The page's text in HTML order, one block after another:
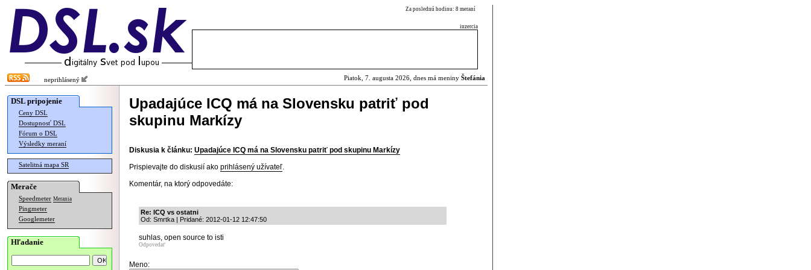
Za poslednú hodinu: 8 meraní
inzercia
neprihlásený Piatok, 7. augusta 2026, dnes má meniny Štefánia
DSL pripojenie
Ceny DSL
Dostupnosť DSL
Fórum o DSL
Výsledky meraní
Satelitná mapa SR
Merače
Speedmeter Merania
Pingmeter
Googlemeter
Hľadanie
Upadajúce ICQ má na Slovensku patriť pod
skupinu Markízy
Diskusia k článku: Upadajúce ICQ má na Slovensku patriť pod skupinu Markízy
Prispievajte do diskusií ako prihlásený užívateľ.
Komentár, na ktorý odpovedáte:
Re: ICQ vs ostatni
Od: Smrtka | Pridané: 2012-01-12 12:47:50
suhlas, open source to isti
Odpovedať
Meno: